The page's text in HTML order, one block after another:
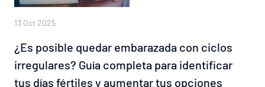
¿Es posible quedar embarazada con ciclos
irregulares? Guía completa para identificar
tus días fértiles y aumentar tus opciones
13 Oct 2025